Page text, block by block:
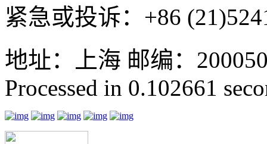
紧急或投诉：+86
地址：上海 邮编：
Processed in 0.102661